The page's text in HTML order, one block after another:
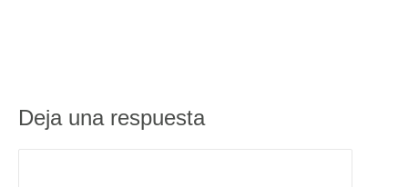
Deja una respuesta